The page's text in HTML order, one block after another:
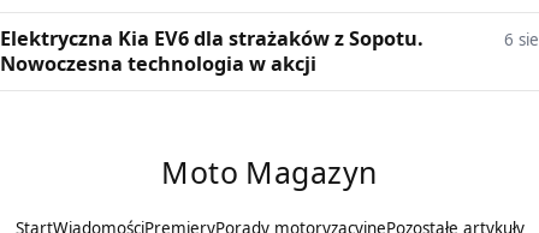
Elektryczna Kia EV6 dla strażaków z Sopotu.
Nowoczesna technologia w akcji
6 sie
Moto Magazyn
StartWiadomościPremieryPorady motoryzacyjnePozostałe artykuły